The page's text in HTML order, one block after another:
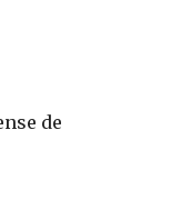
de